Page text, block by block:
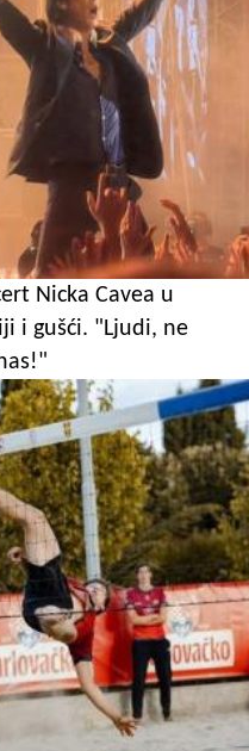
Nicka Cavea u
i gušći. "Ljudi, ne